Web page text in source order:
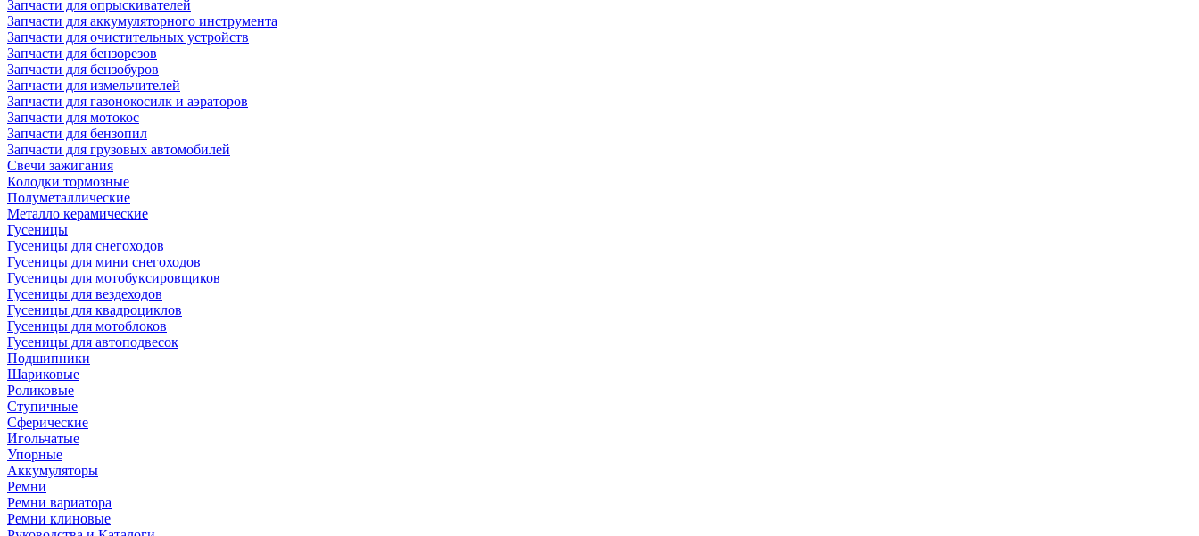
Запчасти для опрыскивателей
Запчасти для аккумуляторного инструмента
Запчасти для очистительных устройств
Запчасти для бензорезов
Запчасти для бензобуров
Запчасти для измельчителей
Запчасти для газонокосилк и аэраторов
Запчасти для мотокос
Запчасти для бензопил
Запчасти для грузовых автомобилей
Свечи зажигания
Колодки тормозные
Полуметаллические
Металло керамические
Гусеницы
Гусеницы для снегоходов
Гусеницы для мини снегоходов
Гусеницы для мотобуксировщиков
Гусеницы для вездеходов
Гусеницы для квадроциклов
Гусеницы для мотоблоков
Гусеницы для автоподвесок
Подшипники
Шариковые
Роликовые
Ступичные
Сферические
Игольчатые
Упорные
Аккумуляторы
Ремни
Ремни вариатора
Ремни клиновые